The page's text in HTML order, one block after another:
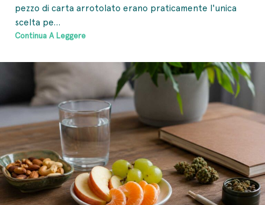
pezzo di carta arrotolato erano praticamente l'unica
scelta pe...
Continua A Leggere